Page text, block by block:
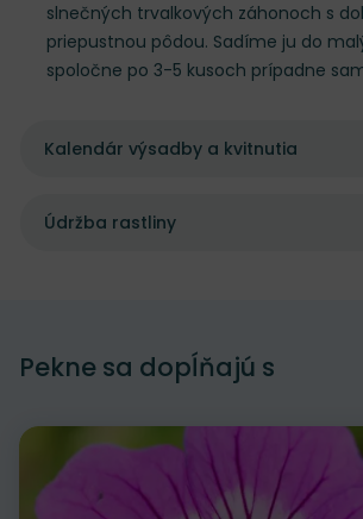
slnečných trvalkových záhonoch s
priepustnou pôdou. Sadíme ju do
spoločne po 3-5 kusoch prípadne
Kalendár výsadby a kvitnutia
Údržba rastliny
Pekne sa dopĺňajú s